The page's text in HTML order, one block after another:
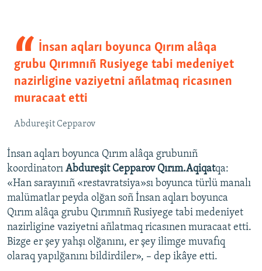
İnsan aqları boyunca Qırım alâqa
grubu Qırımnıñ Rusiyege tabi medeniyet
nazirligine vaziyetni añlatmaq ricasınen
muracaat etti
Abdureşit Cepparov
İnsan aqları boyunca Qırım alâqa grubunıñ
koordinatorı Abdureşit Cepparov Qırım.Aqiqatqa:
«Han sarayınıñ «restavratsiya»sı boyunca türlü manalı
malümatlar peyda olğan soñ İnsan aqları boyunca
Qırım alâqa grubu Qırımnıñ Rusiyege tabi medeniyet
nazirligine vaziyetni añlatmaq ricasınen muracaat etti.
Bizge er şey yahşı olğanını, er şey ilimge muvafıq
olaraq yapılğanını bildirdiler», – dep ikâye etti.